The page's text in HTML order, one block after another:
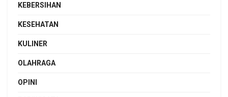
KEBERSIHAN
KESEHATAN
KULINER
OLAHRAGA
OPINI